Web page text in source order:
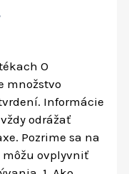
O
množstvo
Informácie
odrážať
Pozrime sa na
môžu ovplyvniť